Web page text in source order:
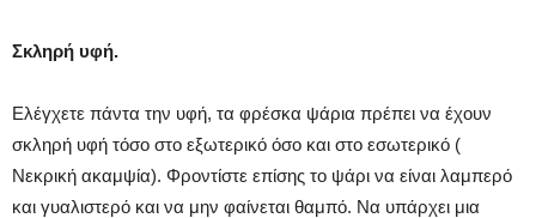
Σκληρή υφή.
Ελέγχετε πάντα την υφή, τα φρέσκα ψάρια πρέπει να έχουν
σκληρή υφή τόσο στο εξωτερικό όσο και στο εσωτερικό (
Νεκρική ακαμψία). Φροντίστε επίσης το ψάρι να είναι λαμπερό
και γυαλιστερό και να μην φαίνεται θαμπό. Να υπάρχει μια